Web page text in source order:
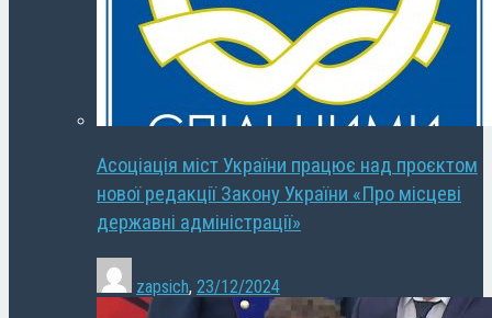
Асоціація міст України працює над проєктом
нової редакції Закону України «Про місцеві
державні адміністрації»
zapsich, 23/12/2024